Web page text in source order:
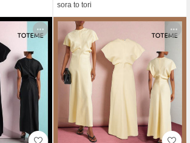
sora to tori